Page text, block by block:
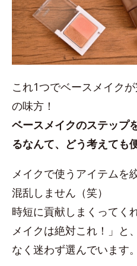
これ1つでベースメイク
の味方！
ベースメイクのステップ
るなんて、どう考えても
メイクで使うアイテムを
混乱しません（笑）
時短に貢献しまくってく
メイクは絶対これ！」と
なく迷わず選んでいます。